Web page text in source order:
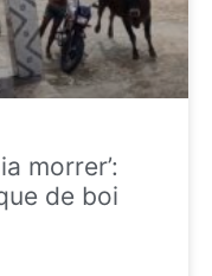
morrer’:
de boi